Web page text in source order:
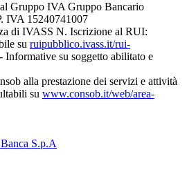
Gruppo IVA Gruppo Bancario
IVA 15240741007
di IVASS N. Iscrizione al RUI:
su ruipubblico.ivass.it/rui-
- Informative su soggetto abilitato e
alla prestazione dei servizi e attività
su www.consob.it/web/area-
S.p.A